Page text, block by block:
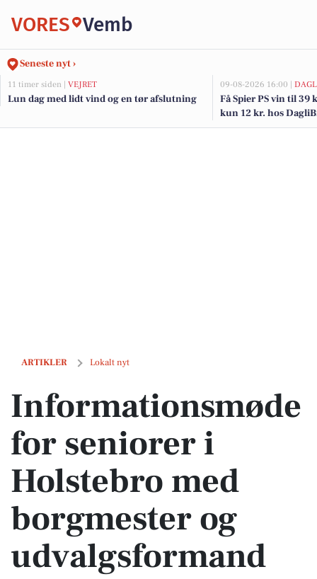
VORES Vemb
Seneste nyt ›
11 timer siden | VEJRET
Lun dag med lidt vind og en tør afslutning
09-08-2026 16:00 |
Få Spier PS vin til
kun 12 kr. hos
ARTIKLER Lokalt nyt
Informationsmøde for seniorer i Holstebro med borgmester og
Informationsmøde
for seniorer i
Holstebro med
borgmester og
udvalgsformand